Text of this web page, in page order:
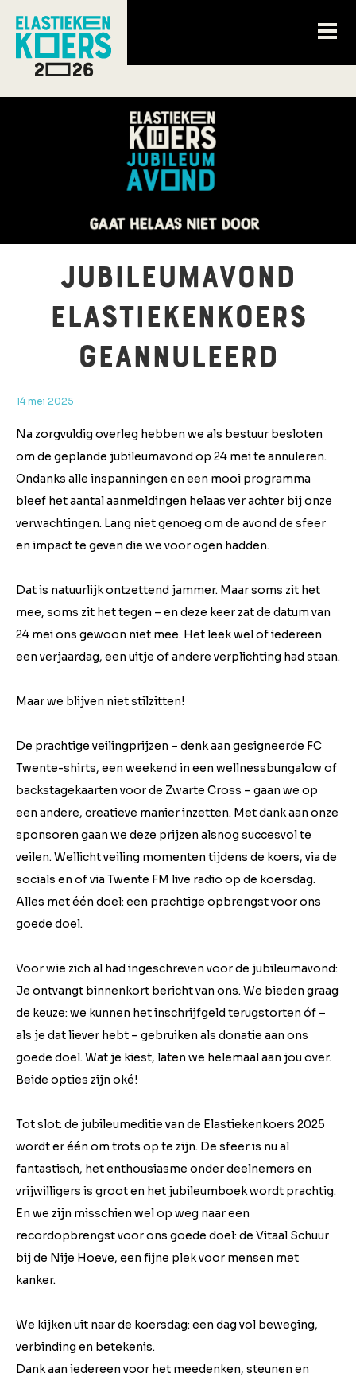
Jubileumavond
Elastiekenkoers
geannuleerd
14 mei 2025
Na zorgvuldig overleg hebben we als bestuur besloten
om de geplande jubileumavond op 24 mei te annuleren.
Ondanks alle inspanningen en een mooi programma
bleef het aantal aanmeldingen helaas ver achter bij onze
verwachtingen. Lang niet genoeg om de avond de sfeer
en impact te geven die we voor ogen hadden.
Dat is natuurlijk ontzettend jammer. Maar soms zit het
mee, soms zit het tegen – en deze keer zat de datum van
24 mei ons gewoon niet mee. Het leek wel of iedereen
een verjaardag, een uitje of andere verplichting had staan.
Maar we blijven niet stilzitten!
De prachtige veilingprijzen – denk aan gesigneerde FC
Twente-shirts, een weekend in een wellnessbungalow of
backstagekaarten voor de Zwarte Cross – gaan we op
een andere, creatieve manier inzetten. Met dank aan onze
sponsoren gaan we deze prijzen alsnog succesvol te
veilen. Wellicht veiling momenten tijdens de koers, via de
socials en of via Twente FM live radio op de koersdag.
Alles met één doel: een prachtige opbrengst voor ons
goede doel.
Voor wie zich al had ingeschreven voor de jubileumavond:
Je ontvangt binnenkort bericht van ons. We bieden graag
de keuze: we kunnen het inschrijfgeld terugstorten óf –
als je dat liever hebt – gebruiken als donatie aan ons
goede doel. Wat je kiest, laten we helemaal aan jou over.
Beide opties zijn oké!
Tot slot: de jubileumeditie van de Elastiekenkoers 2025
wordt er één om trots op te zijn. De sfeer is nu al
fantastisch, het enthousiasme onder deelnemers en
vrijwilligers is groot en het jubileumboek wordt prachtig.
En we zijn misschien wel op weg naar een
recordopbrengst voor ons goede doel: de Vitaal Schuur
bij de Nije Hoeve, een fijne plek voor mensen met
kanker.
We kijken uit naar de koersdag: een dag vol beweging,
verbinding en betekenis.
Dank aan iedereen voor het meedenken, steunen en